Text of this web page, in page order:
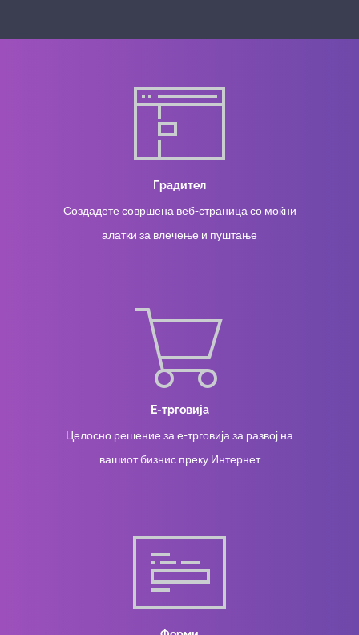
Градител
Создадете совршена веб-страница со моќни
алатки за влечење и пуштање
Е-трговија
Целосно решение за е-трговија за развој на
вашиот бизнис преку Интернет